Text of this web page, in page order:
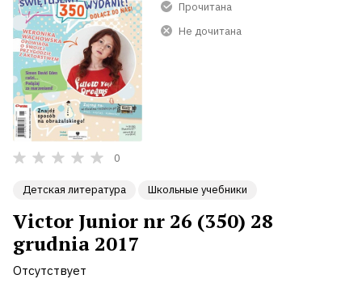
Прочитана
Не дочитана
0
Детская литература Школьные учебники
Victor Junior nr 26 (350) 28
grudnia 2017
Отсутствует